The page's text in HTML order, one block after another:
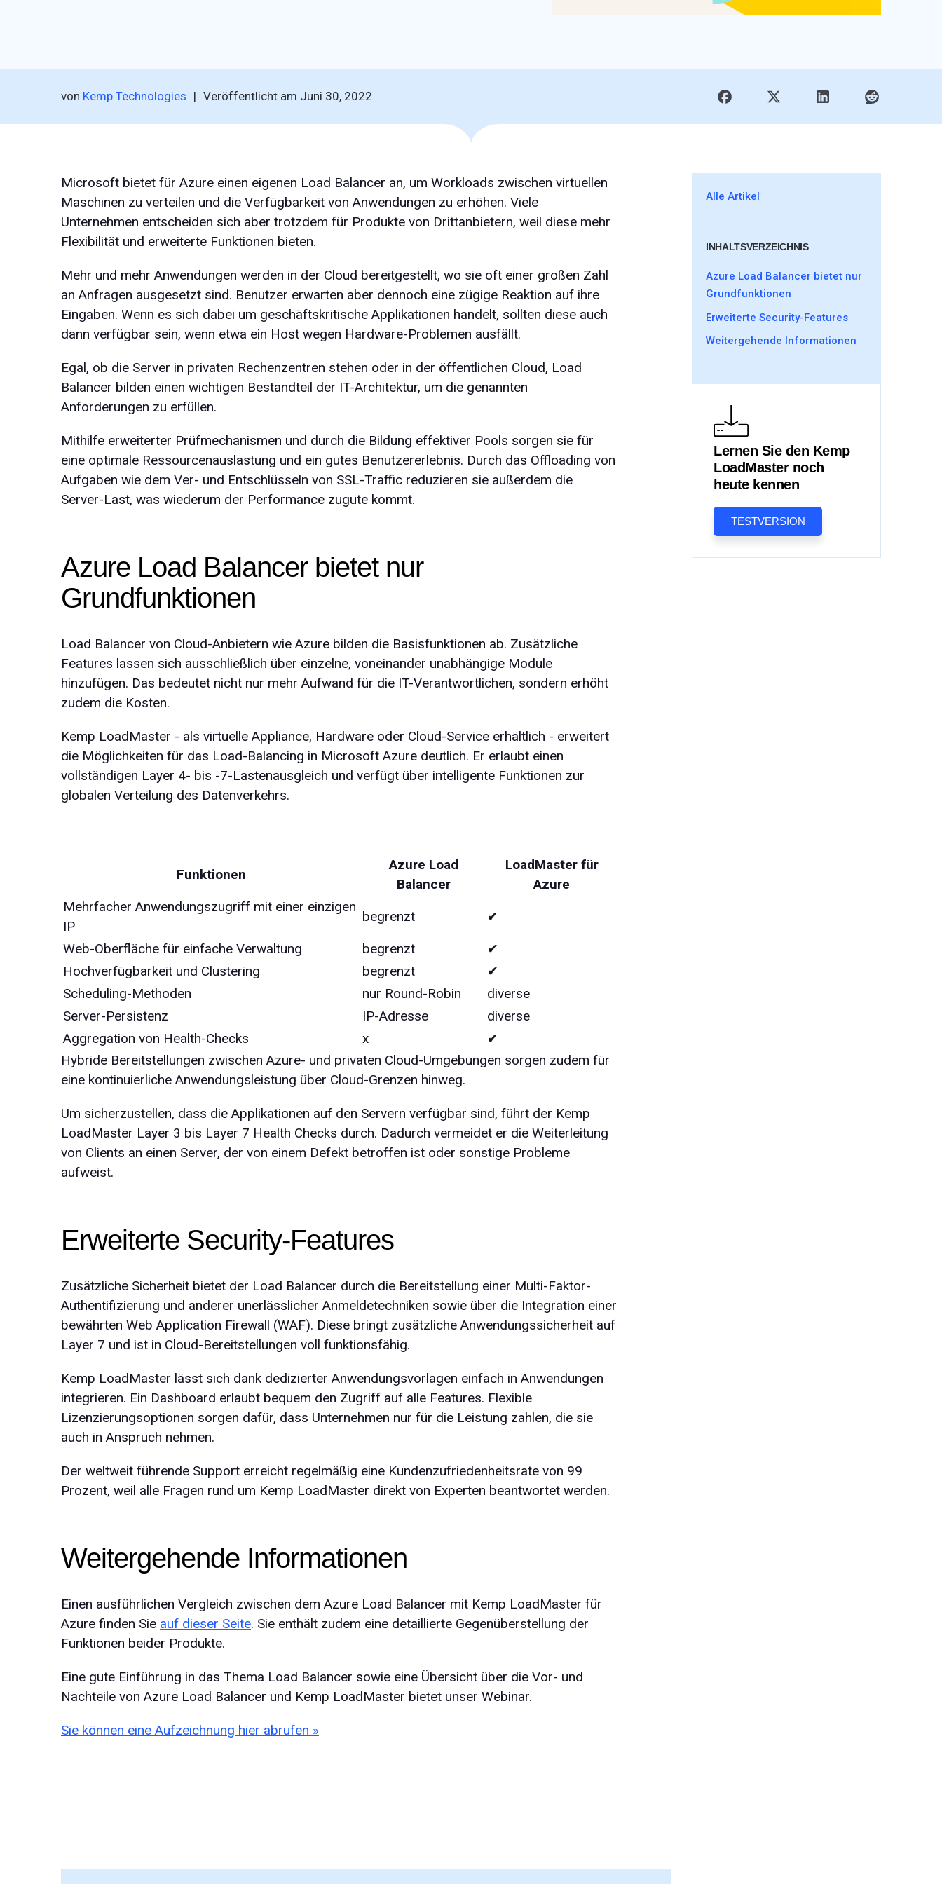
von Kemp Technologies | Veröffentlicht am Juni 30, 2022
Microsoft bietet für Azure einen eigenen Load Balancer an, um Workloads zwischen virtuellen
Maschinen zu verteilen und die Verfügbarkeit von Anwendungen zu erhöhen. Viele
Unternehmen entscheiden sich aber trotzdem für Produkte von Drittanbietern, weil diese mehr
Flexibilität und erweiterte Funktionen bieten.
Mehr und mehr Anwendungen werden in der Cloud bereitgestellt, wo sie oft einer großen Zahl
an Anfragen ausgesetzt sind. Benutzer erwarten aber dennoch eine zügige Reaktion auf ihre
Eingaben. Wenn es sich dabei um geschäftskritische Applikationen handelt, sollten diese auch
dann verfügbar sein, wenn etwa ein Host wegen Hardware-Problemen ausfällt.
Egal, ob die Server in privaten Rechenzentren stehen oder in der öffentlichen Cloud, Load
Balancer bilden einen wichtigen Bestandteil der IT-Architektur, um die genannten
Anforderungen zu erfüllen.
Mithilfe erweiterter Prüfmechanismen und durch die Bildung effektiver Pools sorgen sie für
eine optimale Ressourcen­auslastung und ein gutes Benutzererlebnis. Durch das Offloading von
Aufgaben wie dem Ver- und Entschlüsseln von SSL-Traffic reduzieren sie außerdem die
Server-Last, was wiederum der Performance zugute kommt.
Azure Load Balancer bietet nur
Grundfunktionen
Load Balancer von Cloud-Anbietern wie Azure bilden die Basisfunktionen ab. Zusätzliche
Features lassen sich ausschließlich über einzelne, voneinander unabhängige Module
hinzufügen. Das bedeutet nicht nur mehr Aufwand für die IT-Verantwortlichen, sondern erhöht
zudem die Kosten.
Kemp LoadMaster - als virtuelle Appliance, Hardware oder Cloud-Service erhältlich - erweitert
die Möglichkeiten für das Load-Balancing in Microsoft Azure deutlich. Er erlaubt einen
vollständigen Layer 4- bis -7-Lastenausgleich und verfügt über intelligente Funktionen zur
globalen Verteilung des Datenverkehrs.
Funktionen
Azure Load
Balancer
LoadMaster für
Azure
Mehrfacher Anwendungszugriff mit einer einzigen
IP
begrenzt
✔︎
Web-Oberfläche für einfache Verwaltung
begrenzt
✔︎
Hochverfügbarkeit und Clustering
begrenzt
✔︎
Scheduling-Methoden
nur Round-Robin
diverse
Server-Persistenz
IP-Adresse
diverse
Aggregation von Health-Checks
x
✔︎
Hybride Bereitstellungen zwischen Azure- und privaten Cloud-Umgebungen sorgen zudem für
eine kontinuierliche Anwendungsleistung über Cloud-Grenzen hinweg.
Um sicherzustellen, dass die Applikationen auf den Servern verfügbar sind, führt der Kemp
LoadMaster Layer 3 bis Layer 7 Health Checks durch. Dadurch vermeidet er die Weiterleitung
von Clients an einen Server, der von einem Defekt betroffen ist oder sonstige Probleme
aufweist.
Erweiterte Security-Features
Zusätzliche Sicherheit bietet der Load Balancer durch die Bereitstellung einer Multi-Faktor-
Authentifizierung und anderer unerlässlicher Anmeldetechniken sowie über die Integration einer
bewährten Web Application Firewall (WAF). Diese bringt zusätzliche Anwendungs­sicherheit auf
Layer 7 und ist in Cloud-Bereitstellungen voll funktionsfähig.
Kemp LoadMaster lässt sich dank dedizierter Anwendungs­vorlagen einfach in Anwendungen
integrieren. Ein Dashboard erlaubt bequem den Zugriff auf alle Features. Flexible
Lizenzierungs­optionen sorgen dafür, dass Unternehmen nur für die Leistung zahlen, die sie
auch in Anspruch nehmen.
Der weltweit führende Support erreicht regelmäßig eine Kunden­zufrieden­heitsrate von 99
Prozent, weil alle Fragen rund um Kemp LoadMaster direkt von Experten beantwortet werden.
Weitergehende Informationen
Einen ausführlichen Vergleich zwischen dem Azure Load Balancer mit Kemp LoadMaster für
Azure finden Sie auf dieser Seite. Sie enthält zudem eine detaillierte Gegenüberstellung der
Funktionen beider Produkte.
Eine gute Einführung in das Thema Load Balancer sowie eine Übersicht über die Vor- und
Nachteile von Azure Load Balancer und Kemp LoadMaster bietet unser Webinar.
Sie können eine Aufzeichnung hier abrufen »
Alle Artikel
INHALTSVERZEICHNIS
Azure Load Balancer bietet nur
Grundfunktionen
Erweiterte Security-Features
Weitergehende Informationen
Lernen Sie den Kemp
LoadMaster noch
heute kennen
TESTVERSION